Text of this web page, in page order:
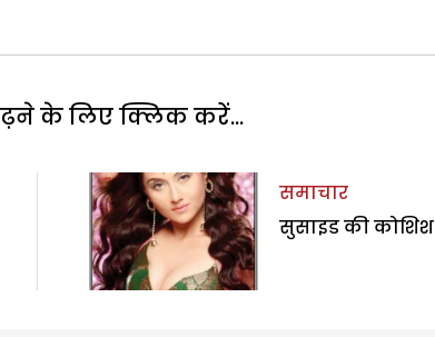
के लिए क्लिक करें...
समाचार
सुसाइड की कोशिश